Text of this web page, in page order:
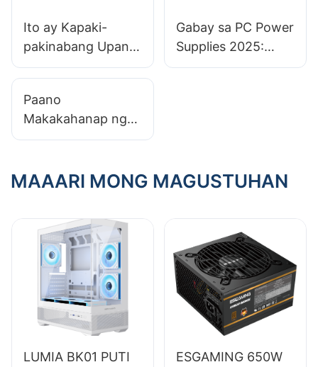
Ito ay Kapaki-
pakinabang Upang
Makipagsosyo Sa
Tagagawa ng PC
Case?
Gabay sa PC Power
Supplies 2025:
Pagpili ng Tamang
Paano
Makakahanap ng
Gaming PC Case na
CPU Cooler?
MAAARI MONG MAGUSTUHAN
LUMIA BK01 PUTI
ESGAMING 650W